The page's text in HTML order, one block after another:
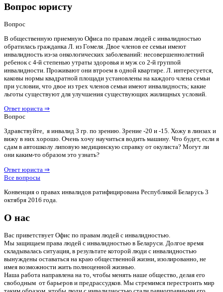
Вопрос юристу
Вопрос
В общественную приемную Офиса по правам людей с инвалидностью
обратилась гражданка Л. из Гомеля. Двое членов ее семьи имеют
инвалидность из-за онкологических заболеваний: несовершеннолетний
ребенок с 4-й степенью утраты здоровья и муж со 2-й группой
инвалидности. Проживают они втроем в одной квартире. Л. интересуется,
каковы нормы квадратной площади установлены на каждого члена семьи
при условии, что двое из трех членов семьи имеют инвалидность; какие
льготы существуют для улучшения существующих жилищных условий.
Ответ юриста ⇒
Вопрос
Здравствуйте, я инвалид 3 гр. по зрению. Зрение -20 и -15. Хожу в линзах и
вижу в них хорошо. Очень хочу научиться водить машину. Что будет, если я
сдам в автошколу липовую медицинскую справку от окулиста? Могут ли
они каким-то образом это узнать?
Ответ юриста ⇒
Все вопросы
Конвенция о правах инвалидов ратифицирована Республикой Беларусь 3
октября 2016 года.
О нас
Вас приветствует Офис по правам людей с инвалидностью.
Мы защищаем права людей с инвалидностью в Беларуси. Долгое время
складывалась ситуация, в результате которой люди с инвалидностью
вынуждены оставаться на краю общественной жизни, изолированно, не
имея возможности жить полноценной жизнью.
Наша работа направлена на то, чтобы менять наше общество, делая его
свободным от барьеров и предрассудков. Мы стремимся перестроить мир